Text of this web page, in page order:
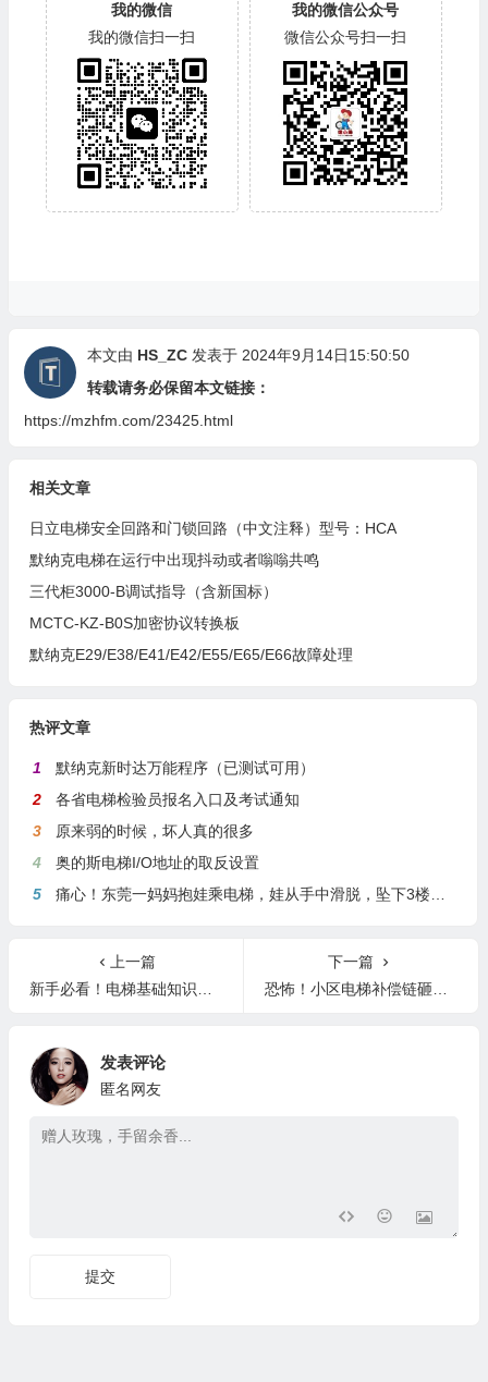
我的微信
我的微信扫一扫
我的微信公众号
微信公众号扫一扫
本文由 HS_ZC发表于 2024年9月14日15:50:50
转载请务必保留本文链接：
https://mzhfm.com/23425.html
相关文章
日立电梯安全回路和门锁回路（中文注释）型号：HCA
默纳克电梯在运行中出现抖动或者嗡嗡共鸣
三代柜3000-B调试指导（含新国标）
MCTC-KZ-B0S加密协议转换板
默纳克E29/E38/E41/E42/E55/E65/E66故障处理
热评文章
1
默纳克新时达万能程序（已测试可用）
2
各省电梯检验员报名入口及考试通知
3
原来弱的时候，坏人真的很多
4
奥的斯电梯I/O地址的取反设置
5
痛心！东莞一妈妈抱娃乘电梯，娃从手中滑脱，坠下3楼身亡
上一篇
新手必看！电梯基础知识的简明整理！
下一篇
恐怖！小区电梯补偿链砸穿轿顶，致5人被困！
发表评论
匿名网友
提交